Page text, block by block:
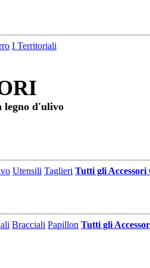
I Territoriali
legno d'ulivo
Utensili Taglieri Tutti gli Accessori
Bracciali Papillon Tutti gli